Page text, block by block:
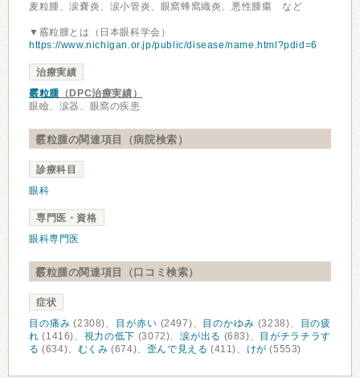
麦粒腫、涙嚢炎、涙小管炎、眼窩蜂窩織炎、悪性腫瘍 など
▼霰粒腫とは（日本眼科学会）
https://www.nichigan.or.jp/public/disease/name.html?pdid=6
治療実績
霰粒腫（DPC治療実績）
眼瞼、涙器、眼窩の疾患
霰粒腫の関連項目（病院検索）
診療科目
眼科
専門医・資格
眼科専門医
霰粒腫の関連項目（口コミ検索）
症状
目の痛み (2308)、 目が赤い (2497)、 目のかゆみ (3238)、
目の疲
れ (1416)、 視力の低下 (3072)、涙が出る (683)、
目がチラチラす
る (634)、 むくみ (674)、 歪んで見える (411)、 けが (5553)